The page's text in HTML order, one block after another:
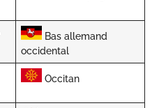
Bas allemand
occidental
Occitan